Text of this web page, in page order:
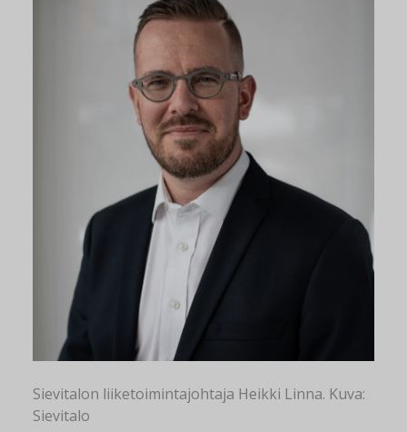
Sievitalon liiketoimintajohtaja Heikki Linna. Kuva:
Sievitalo